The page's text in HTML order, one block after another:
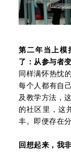
第二年当上模
了：从参与者
同样满怀热忱
每个人都有自
及教学方法，
的社区里，这
丰。即便存在
回想起来，我